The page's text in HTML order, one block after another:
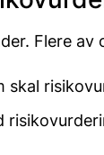
Flere av
skal